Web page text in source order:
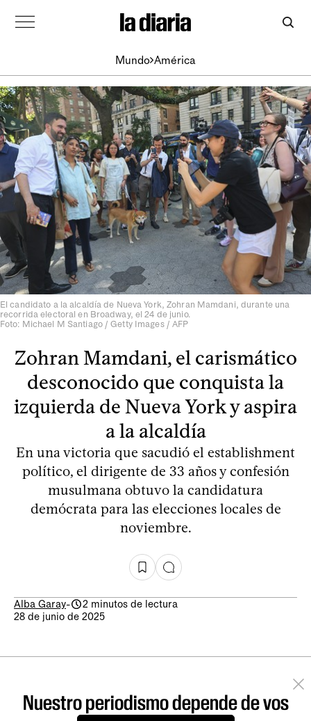
Mundo América
El candidato a la alcaldía de Nueva York, Zohran Mamdani, durante una
recorrida electoral en Broadway, el 24 de junio.
Foto: Michael M Santiago / Getty Images / AFP
Zohran Mamdani, el carismático
desconocido que conquista la
izquierda de Nueva York y aspira
a la alcaldía
En una victoria que sacudió el establishment
político, el dirigente de 33 años y confesión
musulmana obtuvo la candidatura
demócrata para las elecciones locales de
noviembre.
Alba Garay-
2 minutos de lectura
28 de junio de 2025
Nuestro periodismo depende de vos